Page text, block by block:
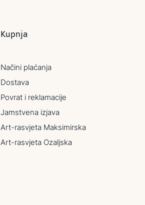
Kupnja
Načini plaćanja
Dostava
Povrat i reklamacije
Jamstvena izjava
Art-rasvjeta Maksimirska
Art-rasvjeta Ozaljska